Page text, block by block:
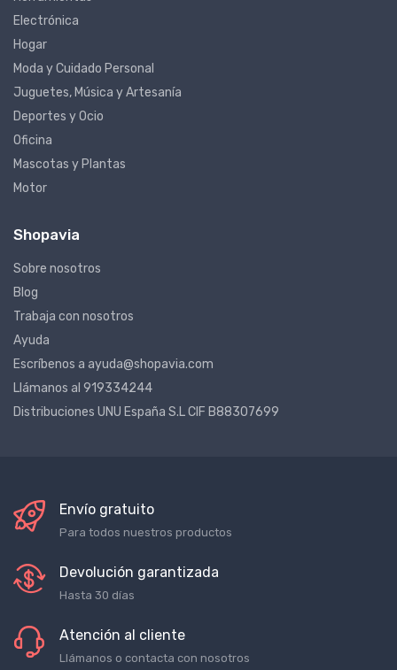
Herramientas
Electrónica
Hogar
Moda y Cuidado Personal
Juguetes, Música y Artesanía
Deportes y Ocio
Oficina
Mascotas y Plantas
Motor
Shopavia
Sobre nosotros
Blog
Trabaja con nosotros
Ayuda
Escríbenos a ayuda@shopavia.com
Llámanos al 919334244
Distribuciones UNU España S.L CIF B88307699
Envío gratuito
Para todos nuestros productos
Devolución garantizada
Hasta 30 días
Atención al cliente
Llámanos o contacta con nosotros